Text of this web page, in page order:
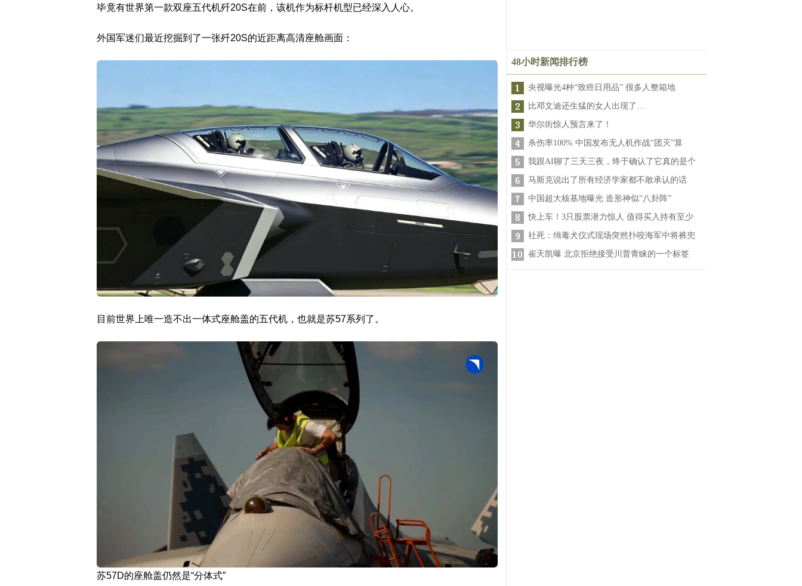
毕竟有世界第一款双座五代机歼20S在前，该机作为标杆机型已经深入人心。
外国军迷们最近挖掘到了一张歼20S的近距离高清座舱画面：
目前世界上唯一造不出一体式座舱盖的五代机，也就是苏57系列了。
苏57D的座舱盖仍然是“分体式”
48小时新闻排行榜
央视曝光4种“致癌日用品” 很多人整箱地
比邓文迪还生猛的女人出现了…
华尔街惊人预言来了！
杀伤率100% 中国发布无人机作战“团灭”算
我跟AI聊了三天三夜，终于确认了它真的是个
马斯克说出了所有经济学家都不敢承认的话
中国超大核基地曝光 造形神似“八卦阵”
快上车！3只股票潜力惊人 值得买入持有至少
社死：缉毒犬仪式现场突然扑咬海军中将裤兜
崔天凯曝 北京拒绝接受川普青睐的一个标签